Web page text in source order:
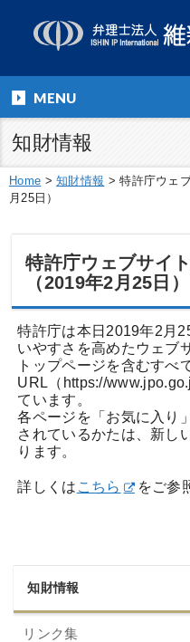
MENU
知財情報
Home >知財情報 >特許庁ウェ
月25日）
特許庁ウェブサイ
（2019年2月25日）
特許庁は本日2019年2月
いやすさを高めたウェブ
トップページを含むすべ
URL（https://
ています。
各ページを「お気に入り
されているかたは、新し
ります。
詳しくは こちら をご参
知財情報
リンク集